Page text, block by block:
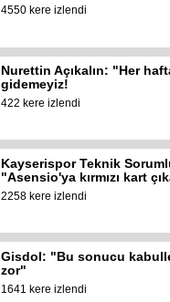
4550 kere izlendi
Nurettin Açıkalın: "Her
gidemeyiz!
422 kere izlendi
Kayserispor Teknik
"Asensio'ya kırmızı kart
2258 kere izlendi
Gisdol: "Bu sonucu
zor"
1641 kere izlendi